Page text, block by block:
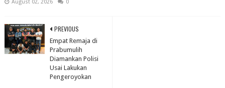
August 02, 2026 0
PREVIOUS
Empat Remaja di
Prabumulih
Diamankan Polisi
Usai Lakukan
Pengeroyokan